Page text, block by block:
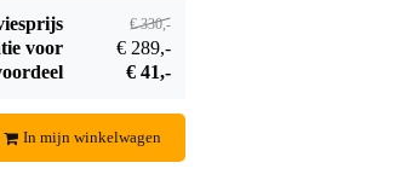
€ 330,-
voor
€ 289,-
€ 41,-
In mijn winkelwagen